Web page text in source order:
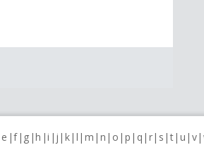
e f g h i j k l m n o p q r s t u v